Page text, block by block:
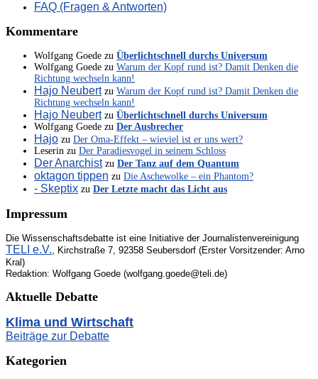
FAQ (Fragen & Antworten)
Kommentare
Wolfgang Goede zu Überlichtschnell durchs Universum
Wolfgang Goede zu Warum der Kopf rund ist? Damit Denken die
Richtung wechseln kann!
Hajo Neubertzu Warum der Kopf rund ist? Damit Denken die
Richtung wechseln kann!
Hajo Neubertzu Überlichtschnell durchs Universum
Wolfgang Goede zu Der Ausbrecher
Hajo zu Der Oma-Effekt – wieviel ist er uns wert?
Leserin zu Der Paradiesvogel in seinem Schloss
Der Anarchistzu Der Tanz auf dem Quantum
oktagon tippen zu Die Aschewolke – ein Phantom?
- Skeptix zu Der Letzte macht das Licht aus
Impressum
Die Wissenschaftsdebatte ist eine Initiative der Journalistenvereinigung
TELI e.V., Kirchstraße 7, 92358 Seubersdorf (Erster Vorsitzender: Arno
Kral)
Redaktion: Wolfgang Goede (wolfgang.goede@teli.de)
Aktuelle Debatte
Klima und Wirtschaft
Beiträge zur Debatte
Kategorien